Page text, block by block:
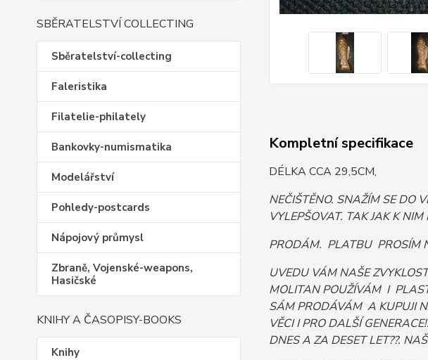
SBĚRATELSTVÍ COLLECTING
Sběratelství-collecting
Faleristika
Filatelie-philately
Bankovky-numismatika
Modelářství
Pohledy-postcards
Nápojový průmysl
Zbraně, Vojenské-weapons,
Hasičské
KNIHY A ČASOPISY-BOOKS
Knihy
Kompletní specifikace
DÉLKA CCA 29,5CM,
NEČIŠTĚNO. SNAŽÍM SE DO
VYLEPŠOVAT. TAK JAK K
PRODÁM. PLATBU PROSÍM
UVEDU VÁM NAŠE
MOLITAN POUŽÍVÁM I
SÁM PRODÁVÁM A KUPUJI
VĚCI I PRO DALŠÍ
DNES A ZA DESET LET??.